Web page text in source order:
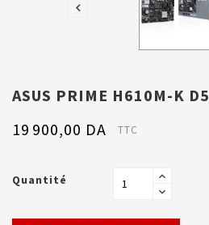

ASUS PRIME H610M-K D5
19 900,00 DA
TTC
Quantité